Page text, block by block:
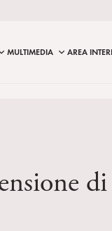
MULTIMEDIA AREA